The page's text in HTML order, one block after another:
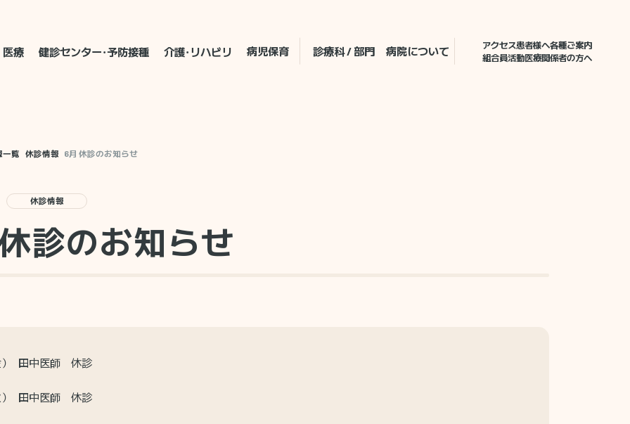
医療 健診センター・予防接種 介護・リハビリ 病児保育 診療科 / 部門 病院について アクセス患者様へ各種ご案内
組合員活動医療関係者の方へ
一覧 休診情報 6月 休診のお知らせ
休診情報
診のお知らせ
） 田中医師 休診
） 田中医師 休診